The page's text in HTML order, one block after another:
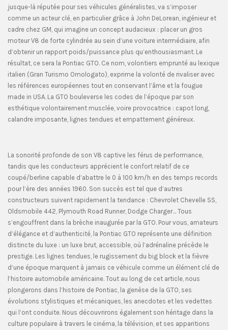
jusque-là réputée pour ses véhicules généralistes, va s’imposer
comme un acteur clé, en particulier grâce à John DeLorean, ingénieur et
cadre chez GM, qui imagine un concept audacieux : placer un gros
moteur V8 de forte cylindrée au sein d’une voiture intermédiaire, afin
d’obtenir un rapport poids/puissance plus qu’enthousiasmant. Le
résultat, ce sera la Pontiac GTO. Ce nom, volontiers emprunté au lexique
italien (Gran Turismo Omologato), exprime la volonté de rivaliser avec
les références européennes tout en conservant l’âme et la fougue
made in USA. La GTO bouleverse les codes de l’époque par son
esthétique volontairement musclée, voire provocatrice : capot long,
calandre imposante, lignes tendues et empattement généreux.
La sonorité profonde de son V8 captive les férus de performance,
tandis que les conducteurs apprécient le confort relatif de ce
coupé/berline capable d’abattre le 0 à 100 km/h en des temps records
pour l’ère des années 1960. Son succès est tel que d’autres
constructeurs suivent rapidement la tendance : Chevrolet Chevelle SS,
Oldsmobile 442, Plymouth Road Runner, Dodge Charger… Tous
s’engouffrent dans la brèche inaugurée par la GTO. Pour vous, amateurs
d’élégance et d’authenticité, la Pontiac GTO représente une définition
distincte du luxe : un luxe brut, accessible, où l’adrénaline précède le
prestige. Les lignes tendues, le rugissement du big block et la fièvre
d’une époque marquent à jamais ce véhicule comme un élément clé de
l’histoire automobile américaine. Tout au long de cet article, nous
plongerons dans l’histoire de Pontiac, la genèse de la GTO, ses
évolutions stylistiques et mécaniques, les anecdotes et les vedettes
qui l’ont conduite. Nous découvrirons également son héritage dans la
culture populaire à travers le cinéma, la télévision, et ses apparitions